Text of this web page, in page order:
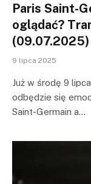
Paris Saint-
oglądać?
(09.07.2025)
9 lipca 2025
Już w środę 9
odbędzie się
Saint-Germain a…